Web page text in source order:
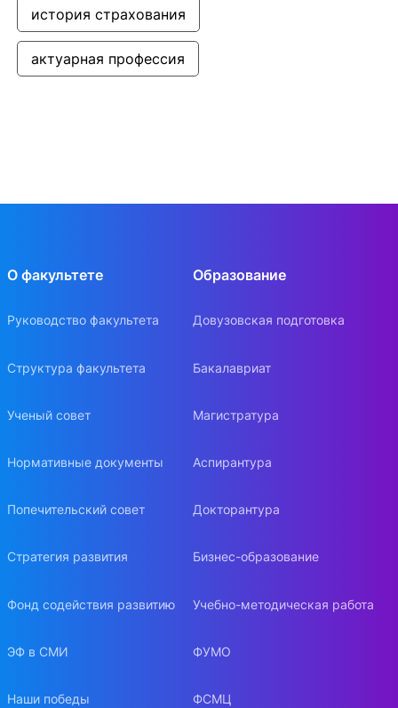
история страхования
актуарная профессия
О факультете
Руководство факультета
Структура факультета
Ученый совет
Нормативные документы
Попечительский совет
Стратегия развития
Фонд содействия развитию
ЭФ в СМИ
Наши победы
Образование
Довузовская подготовка
Бакалавриат
Магистратура
Аспирантура
Докторантура
Бизнес-образование
Учебно-методическая работа
ФУМО
ФСМЦ